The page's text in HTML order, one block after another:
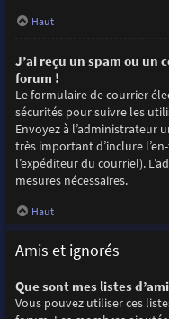
Haut
J’ai reçu un spam ou un
forum !
Le formulaire de courrier
sécurités pour suivre les
Envoyez à l’administrateur
très important d’inclure
l’expéditeur du courriel).
mesures nécessaires.
Haut
Amis et ignorés
Que sont mes listes
Vous pouvez utiliser ces